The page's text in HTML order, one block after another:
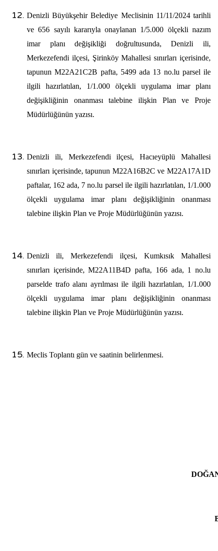
Denizli Büyükşehir Belediye Meclisinin 11/11/2024 tarihli
ve 656 sayılı kararıyla onaylanan 1/5.000 ölçekli nazım
imar planı değişikliği doğrultusunda, Denizli ili,
Merkezefendi ilçesi, Şirinköy Mahallesi sınırları içerisinde,
tapunun M22A21C2B pafta, 5499 ada 13 no.lu parsel ile
ilgili hazırlatılan, 1/1.000 ölçekli uygulama imar planı
değişikliğinin onanması talebine ilişkin Plan ve Proje
Müdürlüğünün yazısı.
Denizli ili, Merkezefendi ilçesi, Hacıeyüplü Mahallesi
sınırları içerisinde, tapunun M22A16B2C ve M22A17A1D
paftalar, 162 ada, 7 no.lu parsel ile ilgili hazırlatılan, 1/1.000
ölçekli uygulama imar planı değişikliğinin onanması
talebine ilişkin Plan ve Proje Müdürlüğünün yazısı.
Denizli ili, Merkezefendi ilçesi, Kumkısık Mahallesi
sınırları içerisinde, M22A11B4D pafta, 166 ada, 1 no.lu
parselde trafo alanı ayrılması ile ilgili hazırlatılan, 1/1.000
ölçekli uygulama imar planı değişikliğinin onanması
talebine ilişkin Plan ve Proje Müdürlüğünün yazısı.
Meclis Toplantı gün ve saatinin belirlenmesi.